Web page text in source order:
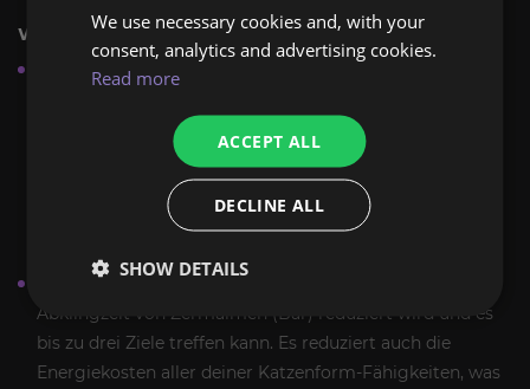
Wildheit-Druiden:
Wilde Schläge
Chance auf einen zusätzlichen Angriff, wodurch der
Gruppenschaden erheblich gesteigert wird. Diese
Wirkung funktioniert in Katzenform, Bärenform oder
Terrorbärenform, was sie vielseitig für verschiedene
Berserker
Abklingzeit von Zermalmen (Bär) reduziert wird und es
bis zu drei Ziele treffen kann. Es reduziert auch die
Energiekosten aller deiner Katzenform-Fähigkeiten, was
We use necessary cookies and, with your
consent, analytics and advertising cookies.
Read more
ACCEPT ALL
DECLINE ALL
SHOW DETAILS